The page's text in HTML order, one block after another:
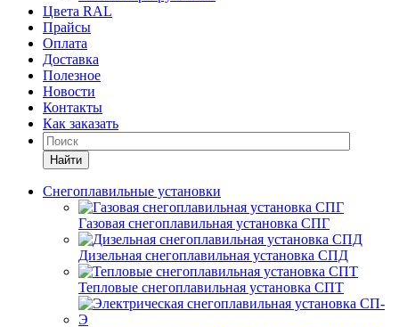
Цвета RAL
Прайсы
Оплата
Доставка
Полезное
Новости
Контакты
Как заказать
Найти
Снегоплавильные установки
Газовая снегоплавильная установка СПГ
Дизельная снегоплавильная установка СПД
Тепловые снегоплавильная установка СПТ